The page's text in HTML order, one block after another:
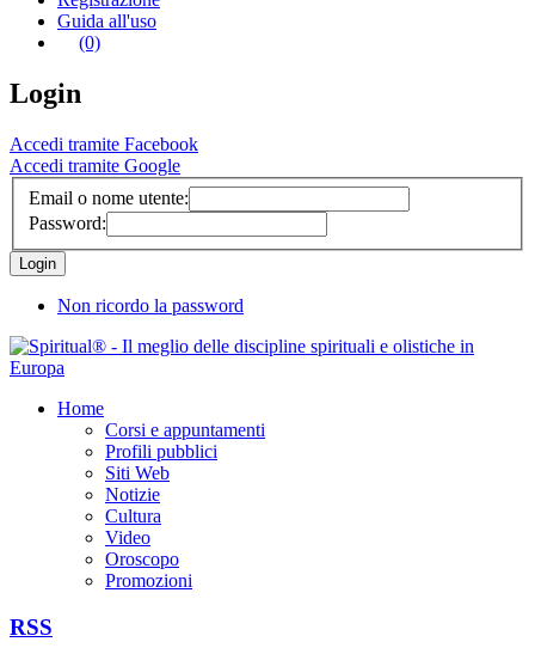
Guida all'uso
(0)
Login
Accedi tramite Facebook
Accedi tramite Google
Email o nome utente:
Password:
Non ricordo la password
Home
Corsi e appuntamenti
Profili pubblici
Siti Web
Notizie
Cultura
Video
Oroscopo
Promozioni
RSS